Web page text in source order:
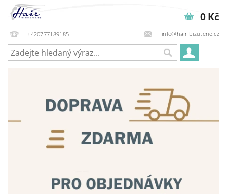
+420777189185 info@hair-bizuterie.cz
0 Kč